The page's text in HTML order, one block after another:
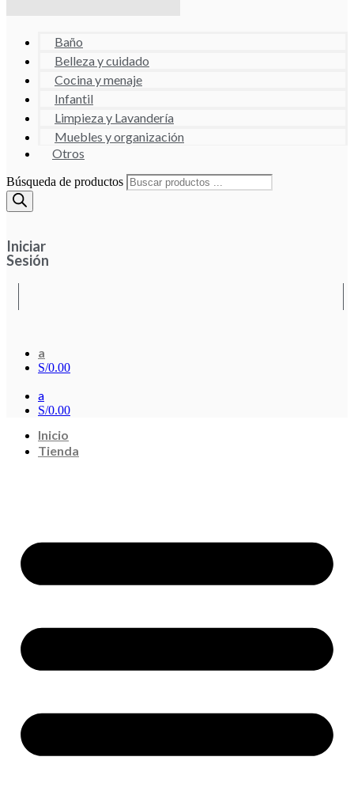
Baño
Belleza y cuidado
Cocina y menaje
Infantil
Limpieza y Lavandería
Muebles y organización
Otros
Búsqueda de productos
Iniciar
Sesión
a
S/0.00
a
S/0.00
Inicio
Tienda